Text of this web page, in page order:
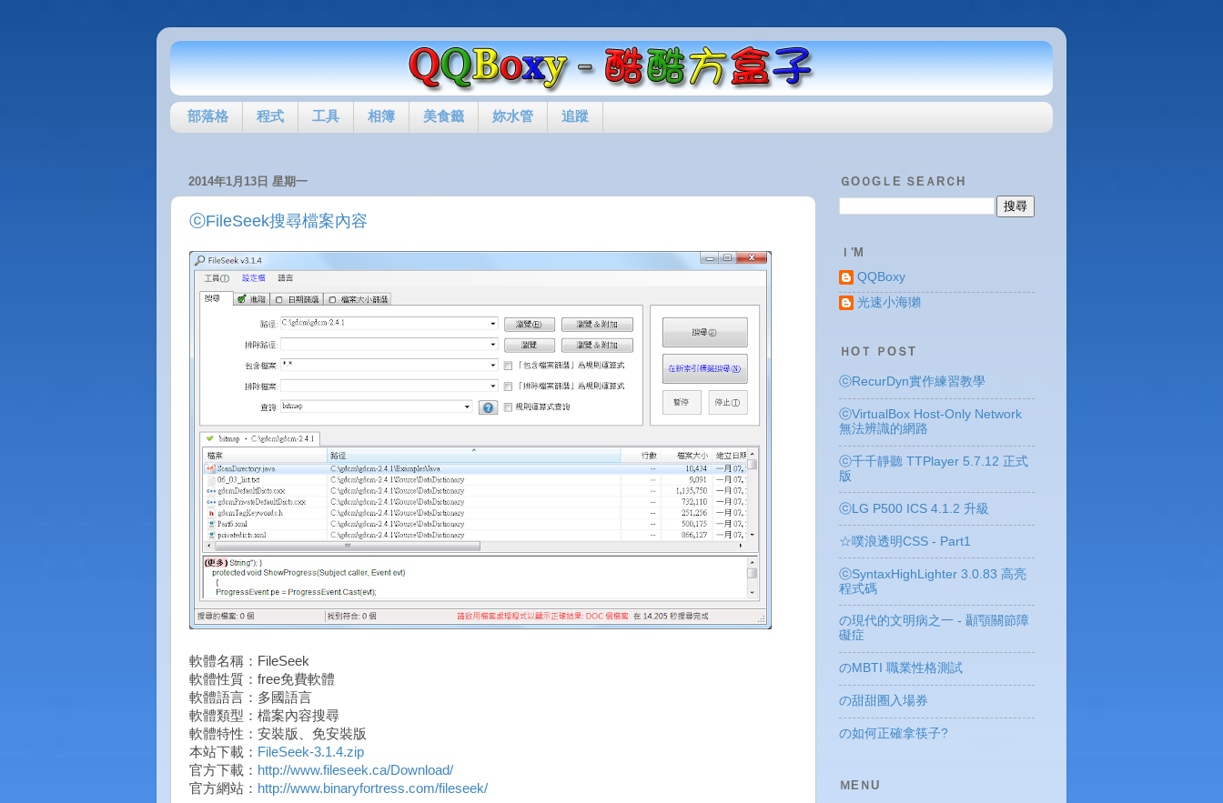
部落格 程式 工具 相簿 美食籤 妳水管 追蹤
2014年1月13日 星期一
ⓒFileSeek搜尋檔案內容
軟體名稱：FileSeek
軟體性質：free免費軟體
軟體語言：多國語言
軟體類型：檔案內容搜尋
軟體特性：安裝版、免安裝版
本站下載： FileSeek-3.1.4.zip
官方下載： http://www.fileseek.ca/Download/
官方網站： http://www.binaryfortress.com/fileseek/
ＧOＯGＬE ＳEＡRＣH
Ｉ'M
QQBoxy
光速小海獺
ＨOＴ ＰOＳT
ⓒRecurDyn實作練習教學
ⓒVirtualBox Host-Only Network
無法辨識的網路
ⓒ千千靜聽 TTPlayer 5.7.12 正式
版
ⓒLG P500 ICS 4.1.2 升級
☆噗浪透明CSS - Part1
ⓒSyntaxHighLighter 3.0.83 高亮
程式碼
の現代的文明病之一 - 顳顎關節障
礙症
のMBTI 職業性格測試
の甜甜圈入場券
の如何正確拿筷子?
ＭEＮU